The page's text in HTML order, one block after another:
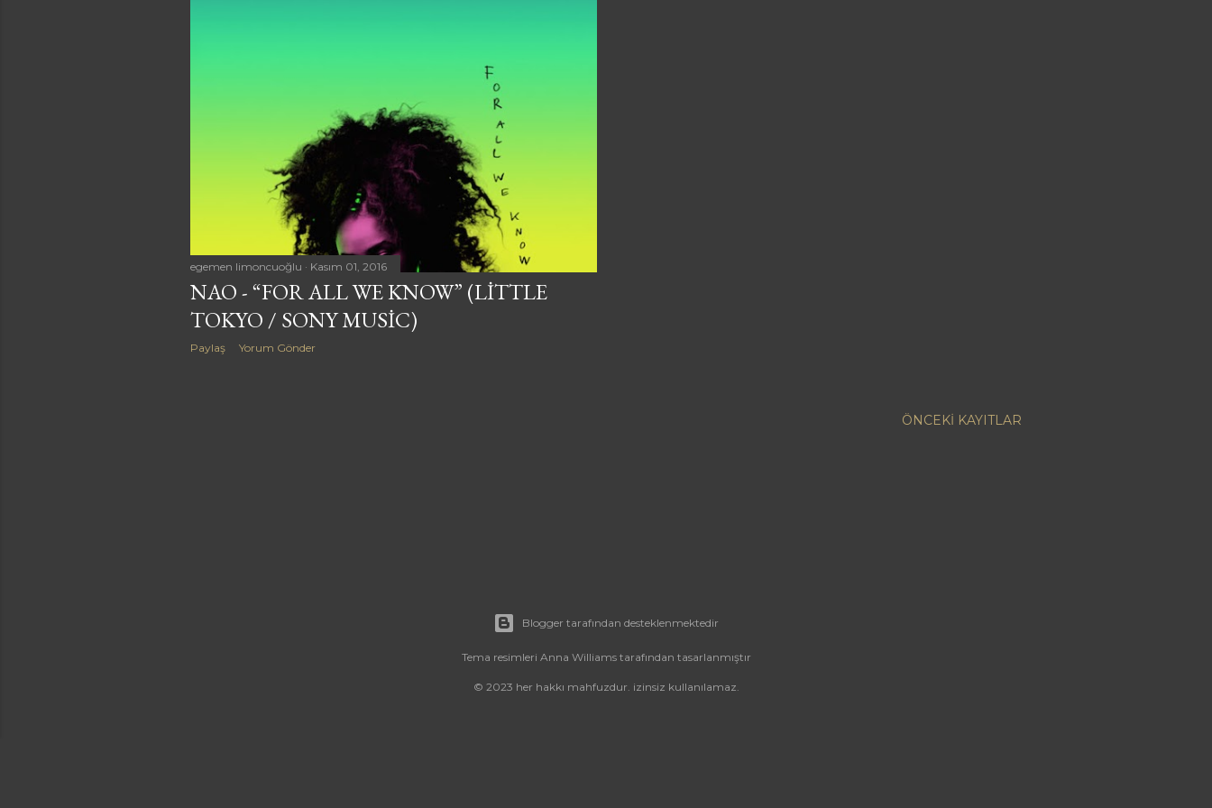
egemen limoncuoğlu Kasım 01, 2016
NAO - “FOR ALL WE KNOW” (LITTLE
TOKYO / SONY MUSIC)
Paylaş Yorum Gönder
ÖNCEKI KAYITLAR
Blogger tarafından desteklenmektedir
Tema resimleri Anna Williamstarafından tasarlanmıştır
© 2023 her hakkı mahfuzdur. izinsiz kullanılamaz.